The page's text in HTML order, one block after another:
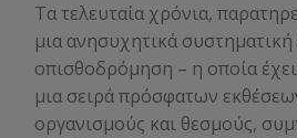
Τα τελευταία χρόνια,
μια ανησυχητικά
οπισθοδρόμηση – η οποία
μια σειρά πρόσφατων
οργανισμούς και θεσμούς,